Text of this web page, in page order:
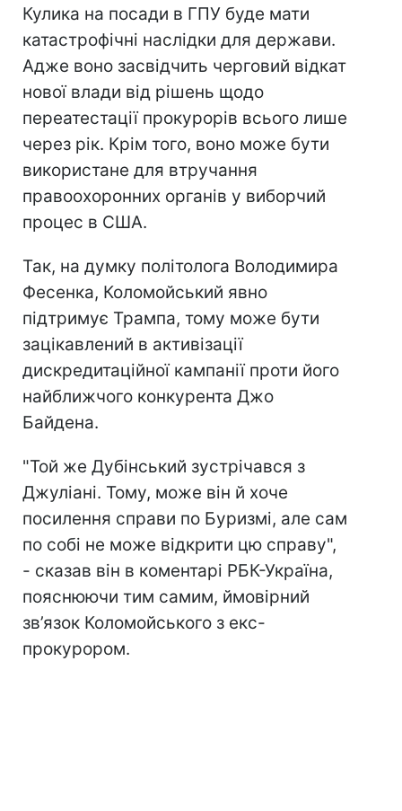
Кулика на посади в ГПУ буде мати
катастрофічні наслідки для держави.
Адже воно засвідчить черговий відкат
нової влади від рішень щодо
переатестації прокурорів всього лише
через рік. Крім того, воно може бути
використане для втручання
правоохоронних органів у виборчий
процес в США.
Так, на думку політолога Володимира
Фесенка, Коломойський явно
підтримує Трампа, тому може бути
зацікавлений в активізації
дискредитаційної кампанії проти його
найближчого конкурента Джо
Байдена.
"Той же Дубінський зустрічався з
Джуліані. Тому, може він й хоче
посилення справи по Буризмі, але сам
по собі не може відкрити цю справу",
- сказав він в коментарі РБК-Україна,
пояснюючи тим самим, ймовірний
зв’язок Коломойського з екс-
прокурором.